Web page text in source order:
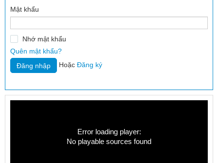
Mật khẩu
Nhớ mật khẩu
Quên mật khẩu?
Hoặc Đăng ký
Error loading player:
No playable sources found